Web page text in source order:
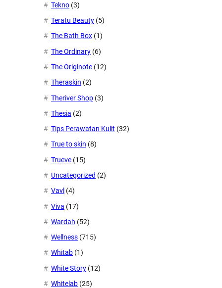
Tekno (3)
Teratu Beauty (5)
The Bath Box (1)
The Ordinary (6)
The Originote (12)
Theraskin (2)
Theriver Shop (3)
Thesia (2)
Tips Perawatan Kulit (32)
True to skin (8)
Trueve (15)
Uncategorized (2)
Vavl (4)
Viva (17)
Wardah (52)
Wellness (715)
Whitab (1)
White Story (12)
Whitelab (25)